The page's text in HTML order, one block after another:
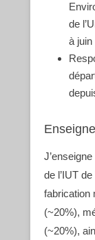
de
à juin
de l’IUT
fabrication
(~20%),
(~20%),